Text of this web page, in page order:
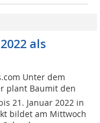
als
Unter dem
plant Baumit den
21. Januar 2022 in
bildet am Mittwoch